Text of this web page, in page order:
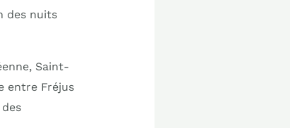
des nuits
Saint-
entre Fréjus